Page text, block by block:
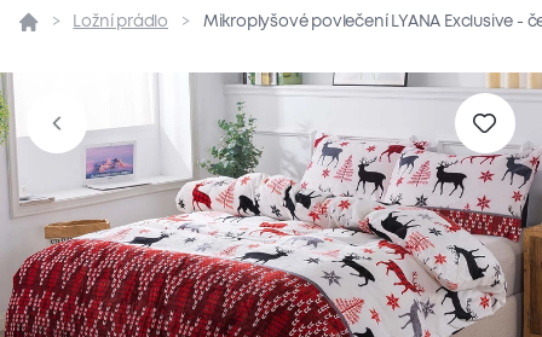
Přehled Parametry Popis produktu Materiál
Ložní prádlo Mikroplyšové povlečení LYANA Exclusive -